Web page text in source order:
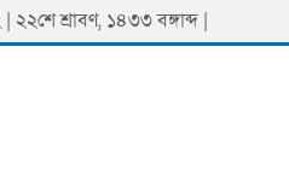
শ্রাবণ, ১৪৩৩ বঙ্গাব্দ |